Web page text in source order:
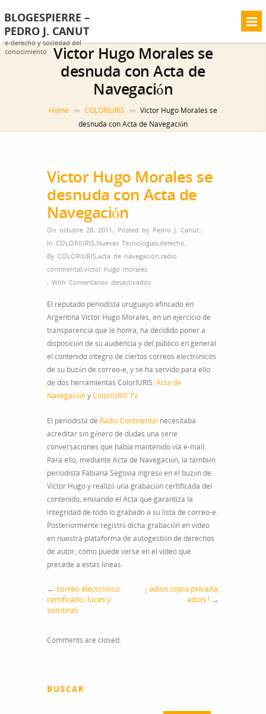
BLOGESPIERRE –
PEDRO J. CANUT
e-derecho y sociedad del
conocimiento
Victor Hugo Morales se
desnuda con Acta de
Navegación
Home >> COLORIURIS >>
Victor Hugo Morales se
desnuda con Acta de Navegación
Victor Hugo Morales se
desnuda con Acta de
Navegación
On octubre 28, 2011 , Posted by Pedro J. Canut,
In COLORIURIS,Nuevas Tecnologías,derecho,
By COLORIURIS,acta de navegacion,radio
continental,victor hugo morales
, With Comentarios desactivadosen
Hugo
Morales
se
desnuda
con
Acta
de
El reputado periodista uruguayo afincado en
Argentina Victor Hugo Morales, en un ejercicio de
transparencia que le honra, ha decidido poner a
disposición de su audiencia y del público en general
el contenido íntegro de ciertos correos electrónicos
de su buzón de correo-e, y se ha servido para ello
de dos herramientas ColorIURIS: Acta de
NavegaciónyColorIURIS TV
El periodista de Radio Continental necesitaba
acreditar sin género de dudas una serie
conversaciones que había mantenido vía e-mail.
Para ello, mediante Acta de Navegación, la también
periodista Fabiana Segovia ingresó en el buzón de
Victor Hugo y realizó una grabación certificada del
contenido; enviando el Acta que garantiza la
integridad de todo lo grabado a su lista de correo-e.
Posteriormente registró dicha grabación en video
en nuestra plataforma de autogestión de derechos
de autor, como puede verse en el vídeo que
precede a estas líneas.
← correo electrónico
certificado, luces y
sombras
¡ adios copia privada,
adios ! →
Comments are closed.
BUSCAR